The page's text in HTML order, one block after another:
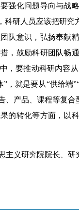
强化问题导向与战
科研人员应该把研
队意识，弘扬奉献
，鼓励科研团队畅
，要推动科研内容
，就是要从“供给端
、产品、课程等复
的转化等方面，以
义研究院院长、研